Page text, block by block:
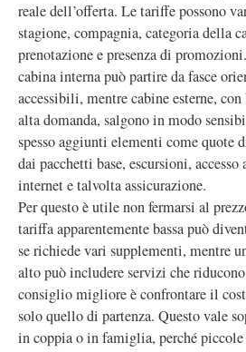
reale dell’offerta. Le tariffe possono
stagione, compagnia, categoria della
prenotazione e presenza di
cabina interna può partire da fasce
accessibili, mentre cabine esterne,
alta domanda, salgono in modo
spesso aggiunti elementi come quote
dai pacchetti base, escursioni, accesso
internet e talvolta assicurazione.
Per questo è utile non fermarsi al
tariffa apparentemente bassa può
se richiede vari supplementi, mentre
alto può includere servizi che
consiglio migliore è confrontare il
solo quello di partenza. Questo vale
in coppia o in famiglia, perché